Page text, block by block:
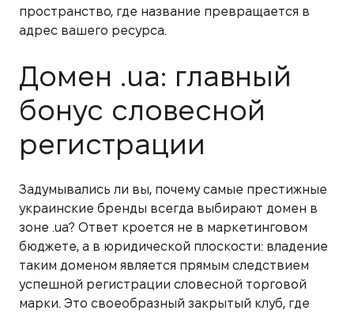
пространство, где название превращается в
адрес вашего ресурса.
Домен .ua: главный
бонус словесной
регистрации
Задумывались ли вы, почему самые престижные
украинские бренды всегда выбирают домен в
зоне .ua? Ответ кроется не в маркетинговом
бюджете, а в юридической плоскости: владение
таким доменом является прямым следствием
успешной регистрации словесной торговой
марки. Это своеобразный закрытый клуб, где